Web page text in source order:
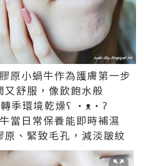
原小蝸牛作為護膚第一步
又舒服，像飲飽水般
季環境乾燥ʕ •ᴥ•ʔ
當日常保養能即時補濕
原、緊致毛孔，減淡皺紋